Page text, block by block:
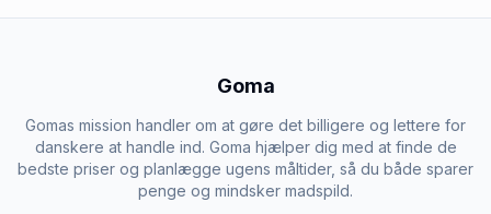
Goma
Gomas mission handler om at gøre det billigere og lettere for
danskere at handle ind. Goma hjælper dig med at finde de
bedste priser og planlægge ugens måltider, så du både sparer
penge og mindsker madspild.